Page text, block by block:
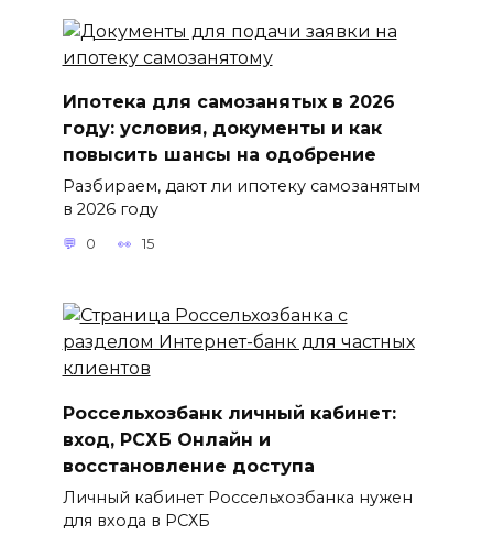
Ипотека для самозанятых в 2026
году: условия, документы и как
повысить шансы на одобрение
Разбираем, дают ли ипотеку самозанятым
в 2026 году
0 15
Россельхозбанк личный кабинет:
вход, РСХБ Онлайн и
восстановление доступа
Личный кабинет Россельхозбанка нужен
для входа в РСХБ